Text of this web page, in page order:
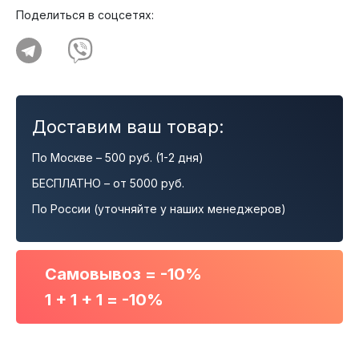
Поделиться в соцсетях:
Доставим ваш товар:
По Москве – 500 руб. (1-2 дня)
БЕСПЛАТНО – от 5000 руб.
По России (уточняйте у наших менеджеров)
Самовывоз = -10%
1 + 1 + 1 = -10%